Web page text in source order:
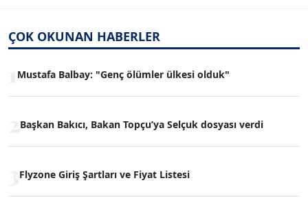
ÇOK OKUNAN HABERLER
Mustafa Balbay: "Genç ölümler ülkesi olduk"
Başkan Bakıcı, Bakan Topçu’ya Selçuk dosyası verdi
Flyzone Giriş Şartları ve Fiyat Listesi